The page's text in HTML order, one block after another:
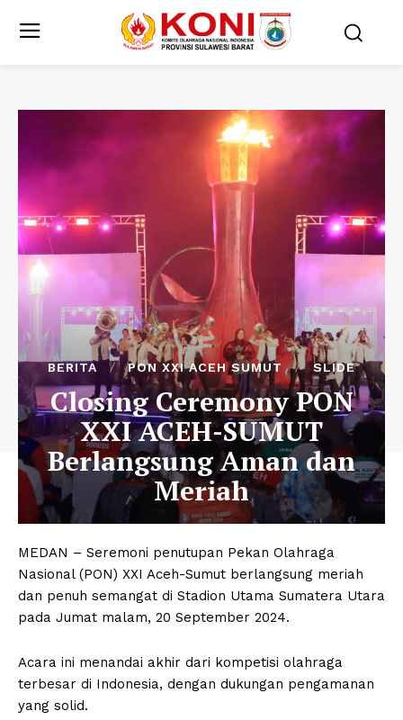
BERITA PON XXI ACEH SUMUT SLIDE
Closing Ceremony PON
XXI ACEH-SUMUT
Berlangsung Aman dan
Meriah
MEDAN – Seremoni penutupan Pekan Olahraga
Nasional (PON) XXI Aceh-Sumut berlangsung meriah
dan penuh semangat di Stadion Utama Sumatera Utara
pada Jumat malam, 20 September 2024.
Acara ini menandai akhir dari kompetisi olahraga
terbesar di Indonesia, dengan dukungan pengamanan
yang solid.